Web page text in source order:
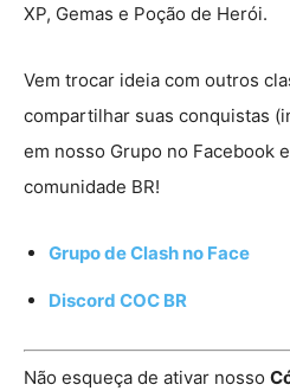
XP, Gemas e Poção de Herói.
Vem trocar ideia com outros
compartilhar suas conquistas
em nosso Grupo no Facebook
comunidade BR!
Grupo de Clash no Face
Discord COC BR
Não esqueça de ativar nosso